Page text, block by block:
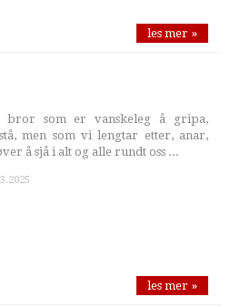
les mer »
bror som er vanskeleg å gripa,
men som vi lengtar etter, anar,
å sjå i alt og alle rundt oss ...
les mer »